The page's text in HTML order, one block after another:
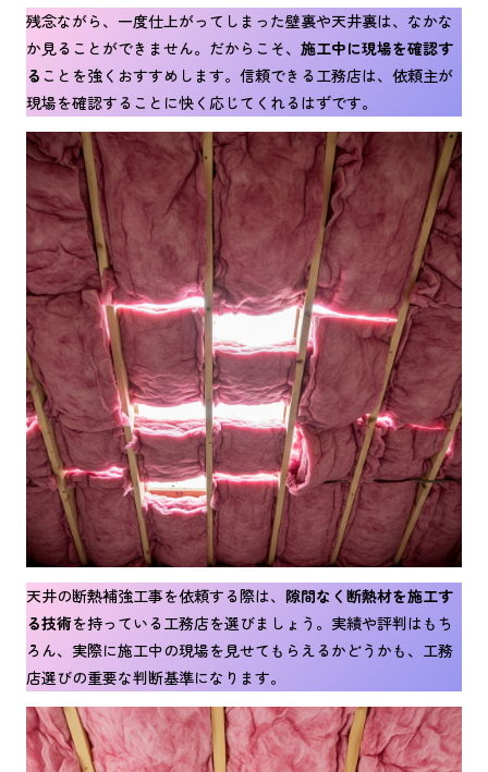
残念ながら、一度仕上がってしまった壁裏や天井裏は、なかな
か見ることができません。だからこそ、 施工中に現場を確認す
る ことを強くおすすめします。信頼できる工務店は、依頼主が
現場を確認することに快く応じてくれるはずです。
天井の断熱補強工事を依頼する際は、 隙間なく断熱材を施工す
る技術を持っている工務店を選びましょう。実績や評判はもち
ろん、実際に施工中の現場を見せてもらえるかどうかも、工務
店選びの重要な判断基準になります。